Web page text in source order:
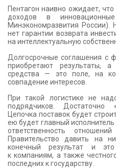
Пентагон наивно ожидает,
доходов в
Минэкономразвития России).
нет гарантии возврата
на интеллектуальную
Долгосрочные соглашения с
приобретают результаты,
средства — это поле, на
совпадение интересов.
При такой логистике не
подрядчиков. Достаточно
Цепочка поставок будет
ею будет главный
ответственность
Правительство давить на
конечный результат и
к компаниям, а также
последних к государству.